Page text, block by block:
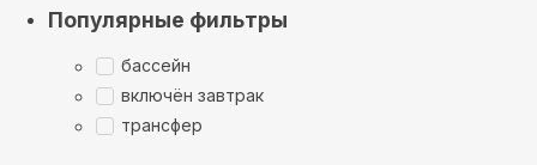
Популярные фильтры
бассейн
включён завтрак
трансфер